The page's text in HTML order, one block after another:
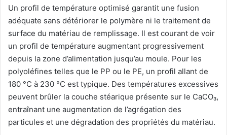
Un profil de température optimisé garantit une fusion
adéquate sans détériorer le polymère ni le traitement de
surface du matériau de remplissage. Il est courant de voir
un profil de température augmentant progressivement
depuis la zone d’alimentation jusqu’au moule. Pour les
polyoléfines telles que le PP ou le PE, un profil allant de
180 °C à 230 °C est typique. Des températures excessives
peuvent brûler la couche stéarique présente sur le CaCO₃,
entraînant une augmentation de l’agrégation des
particules et une dégradation des propriétés du matériau.